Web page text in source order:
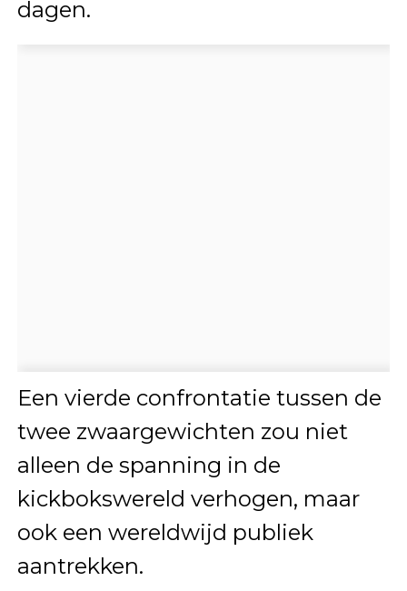
dagen.
Een vierde confrontatie tussen de
twee zwaargewichten zou niet
alleen de spanning in de
kickbokswereld verhogen, maar
ook een wereldwijd publiek
aantrekken.